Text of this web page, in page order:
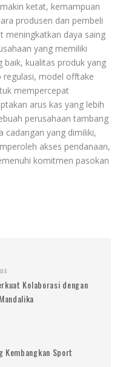
ketat, kemampuan
produsen dan pembeli
meningkatkan daya saing
yang memiliki
baik, kualitas produk yang
regulasi, model offtake
mempercepat
arus kas yang lebih
perusahaan tambang
cadangan yang dimiliki,
akses pendanaan,
komitmen pasokan
Kolaborasi dengan
Kembangkan Sport